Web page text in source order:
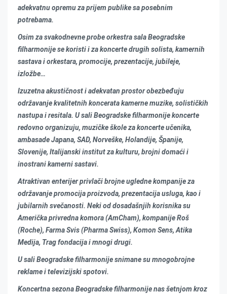
adekvatnu opremu za prijem publike sa posebnim
potrebama.
Osim za svakodnevne probe orkestra sala Beogradske
filharmonije se koristi i za koncerte drugih solista, kamernih
sastava i orkestara, promocije, prezentacije, jubileje,
izložbe…
Izuzetna akustičnost i adekvatan prostor obezbeđuju
održavanje kvalitetnih koncerata kamerne muzike, solističkih
nastupa i resitala. U sali Beogradske filharmonije koncerte
redovno organizuju, muzičke škole za koncerte učenika,
ambasade Japana, SAD, Norveške, Holandije, Španije,
Slovenije, Italijanski institut za kulturu, brojni domaći i
inostrani kamerni sastavi.
Atraktivan enterijer privlači brojne ugledne kompanije za
održavanje promocija proizvoda, prezentacija usluga, kao i
jubilarnih svečanosti. Neki od dosadašnjih korisnika su
Američka privredna komora (AmCham), kompanije Roš
(Roche), Farma Svis (Pharma Swiss), Komon Sens, Atika
Medija, Trag fondacija i mnogi drugi.
U sali Beogradske filharmonije snimane su mnogobrojne
reklame i televizijski spotovi.
Koncertna sezona Beogradske filharmonije nas šetnjom kroz